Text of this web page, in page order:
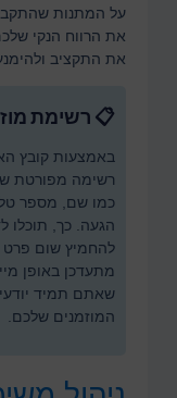
על המתנות
את הרווח הנקי
את התקציב
📋 רשימת
באמצעות קובץ
רשימה מפורטת
כמו שם, מספר
הגעה. כך, תוכלו
להחמיץ שום פרט
מתעדכן באופן
שאתם תמיד
המוזמנים שלכם.